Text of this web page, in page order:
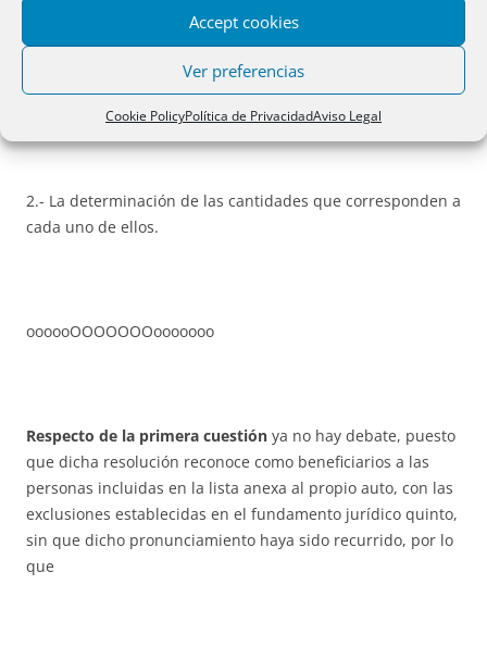
Accept cookies
Ver preferencias
Cookie PolicyPolítica de PrivacidadAviso Legal
1.- La atribución de la cualidad de beneficiarios, en los
términos del artículo 519 de la Ley de Enjuiciamiento Civil,
2.- La determinación de las cantidades que corresponden a
cada uno de ellos.
oooooOOOOOOOooooooo
Respecto de la primera cuestión ya no hay debate, puesto
que dicha resolución reconoce como beneficiarios a las
personas incluidas en la lista anexa al propio auto, con las
exclusiones establecidas en el fundamento jurídico quinto,
sin que dicho pronunciamiento haya sido recurrido, por lo
que